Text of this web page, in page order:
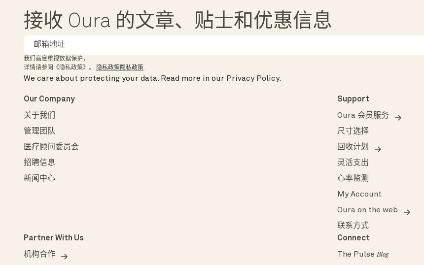
接收 Oura 的文章、贴士和优惠信息
我们高度重视数据保护，
详情请参阅《隐私政策》。
隐私政策隐私政策.
We care about protecting your data. Read more in our Privacy Policy.
Our Company
关于我们
管理团队
医疗顾问委员会
招聘信息
新闻中心
Support
Oura 会员服务
尺寸选择
回收计划
灵活支出
心率监测
My Account
Oura on the web
联系方式
Partner With Us
机构合作
Connect
The PulseBlog